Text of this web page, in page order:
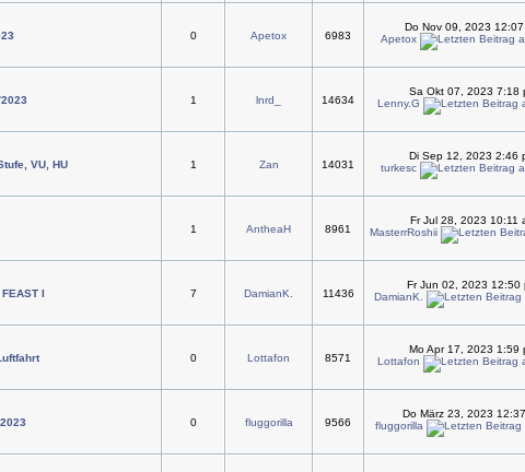
0 Apetox 6983
Do Nov 09, 2023 12:07
Apetox
1 lnrd_ 14634
Sa Okt 07, 2023 7:18
Lenny.G
VU, HU 1 Zan 14031
Di Sep 12, 2023 2:46
turkesc
1 AntheaH 8961
Fr Jul 28, 2023 10:11
MasterrRoshii
I 7 DamianK. 11436
Fr Jun 02, 2023 12:50
DamianK.
0 Lottafon 8571
Mo Apr 17, 2023 1:59
Lottafon
0 fluggorilla 9566
Do März 23, 2023
fluggorilla